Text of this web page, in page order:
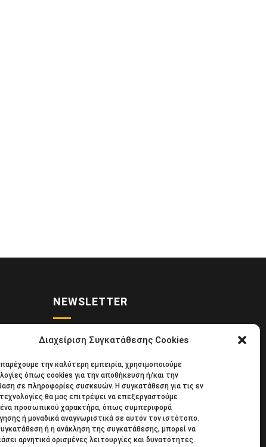
Διαχείριση Συγκατάθεσης Cookies
παρέχουμε την καλύτερη εμπειρία, χρησιμοποιούμε
όπως cookies για την αποθήκευση ή/και την
σε πληροφορίες συσκευών. Η συγκατάθεση για τις εν
θα μας επιτρέψει να επεξεργαστούμε
προσωπικού χαρακτήρα, όπως συμπεριφορά
ή μοναδικά αναγνωριστικά σε αυτόν τον ιστότοπο.
ή η ανάκληση της συγκατάθεσης, μπορεί να
αρνητικά ορισμένες λειτουργίες και δυνατότητες.
NEWSLETTER
Κάντε εγγραφή στο ηλεκτρονικό μας
φυλλάδιο και μείνετε στο επίκεντρο
της οικονομικής επικαιρότητας.